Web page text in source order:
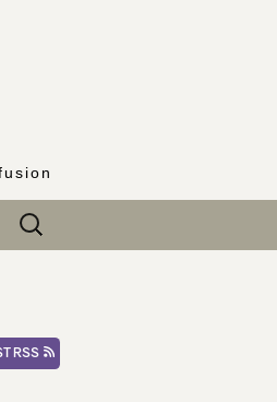
Rechercher :
RSS